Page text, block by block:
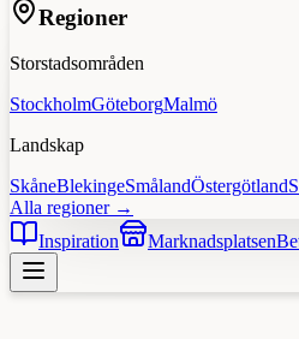
Regioner
Storstadsområden
StockholmGöteborgMalmö
Landskap
SkåneBlekingeSmålandÖstergötland
Alla regioner →
Inspiration
Marknadsplatsen